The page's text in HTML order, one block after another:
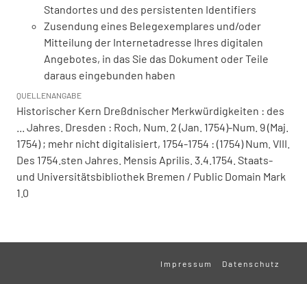
Standortes und des persistenten Identifiers
Zusendung eines Belegexemplares und/oder
Mitteilung der Internetadresse Ihres digitalen
Angebotes, in das Sie das Dokument oder Teile
daraus eingebunden haben
QUELLENANGABE
Historischer Kern Dreßdnischer Merkwürdigkeiten : des
... Jahres. Dresden : Roch, Num. 2 (Jan. 1754)-Num. 9 (Maj.
1754) ; mehr nicht digitalisiert, 1754-1754 : (1754) Num. VIII.
Des 1754.sten Jahres. Mensis Aprilis. 3.4.1754. Staats-
und Universitätsbibliothek Bremen / Public Domain Mark
1.0
Impressum Datenschutz